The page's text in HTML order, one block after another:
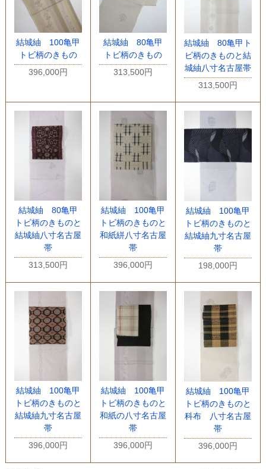
結城紬 100亀甲
トビ柄のきもの
396,000円
結城紬 80亀甲
トビ柄のきもの
313,500円
結城紬 80亀甲ト
ビ柄のきものと結
城紬八寸名古屋帯
313,500円
結城紬 80亀甲
トビ柄のきものと
結城紬八寸名古屋
帯
313,500円
結城紬 100亀甲
トビ柄のきものと
和紙絣八寸名古屋
帯
396,000円
結城紬 100亀甲
トビ柄のきものと
結城紬九寸名古屋
帯
198,000円
結城紬 100亀甲
トビ柄のきものと
結城紬九寸名古屋
帯
396,000円
結城紬 100亀甲
トビ柄のきものと
和紙の八寸名古屋
帯
396,000円
結城紬 100亀甲
トビ柄のきものと
科布 八寸名古屋
帯
396,000円